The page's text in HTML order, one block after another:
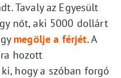
Tavaly az Egyesült
nőt, aki 5000 dollárt
megölje a férjét. A
hozott
hogy a szóban forgó